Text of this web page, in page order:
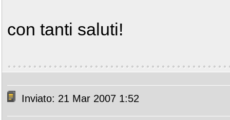
con tanti saluti!
Inviato: 21 Mar 2007 1:52